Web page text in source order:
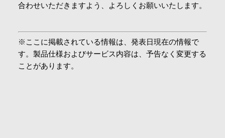
合わせいただきますよう、よろしくお願いいたします。​
※ここに掲載されている情報は、発表日現在の情報で
す。製品仕様およびサービス内容は、予告なく変更する
ことがあります。